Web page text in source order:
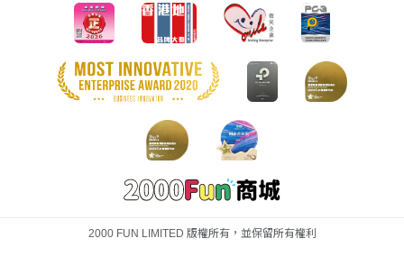
2000 FUN LIMITED 版權所有，並保留所有權利